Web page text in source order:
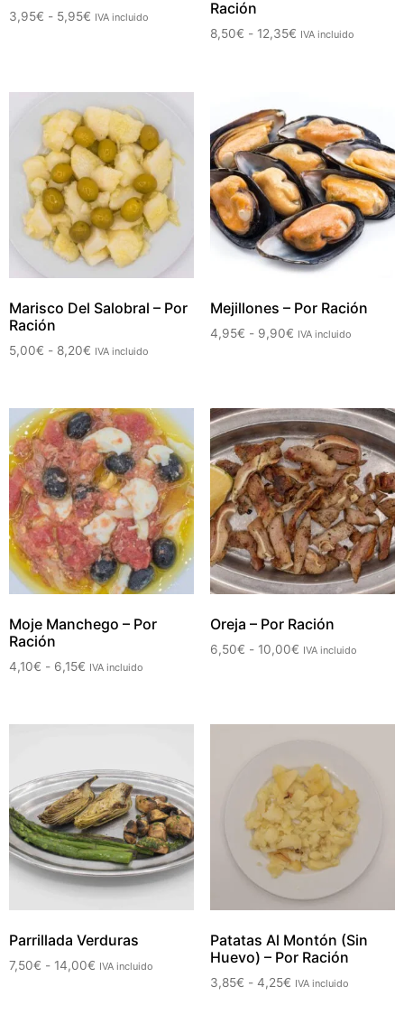
3,95€ - 5,95€ IVA incluido
Ración
8,50€ - 12,35€ IVA incluido
Marisco Del Salobral – Por
Ración
5,00€ - 8,20€ IVA incluido
Mejillones – Por Ración
4,95€ - 9,90€ IVA incluido
Moje Manchego – Por
Ración
4,10€ - 6,15€ IVA incluido
Oreja – Por Ración
6,50€ - 10,00€ IVA incluido
Parrillada Verduras
7,50€ - 14,00€ IVA incluido
Patatas Al Montón (Sin
Huevo) – Por Ración
3,85€ - 4,25€ IVA incluido